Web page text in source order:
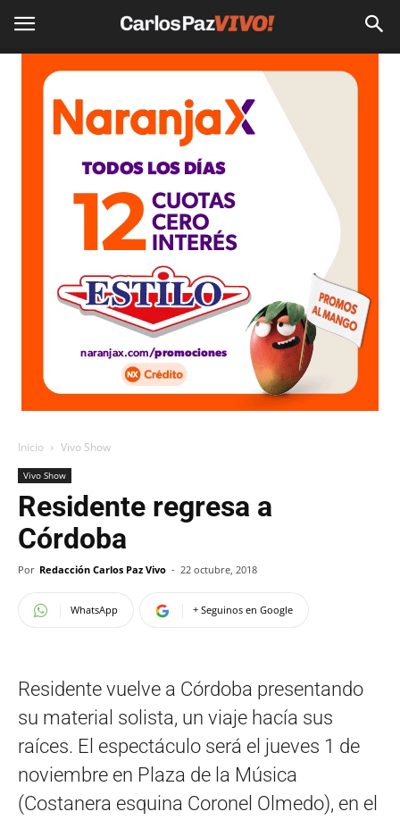
Inicio Vivo Show
Vivo Show
Residente regresa a
Córdoba
Por Redacción Carlos Paz Vivo - 22 octubre, 2018
WhatsApp + Seguinos en Google
Residente vuelve a Córdoba presentando
su material solista, un viaje hacía sus
raíces. El espectáculo será el jueves 1 de
noviembre en Plaza de la Música
(Costanera esquina Coronel Olmedo), en el